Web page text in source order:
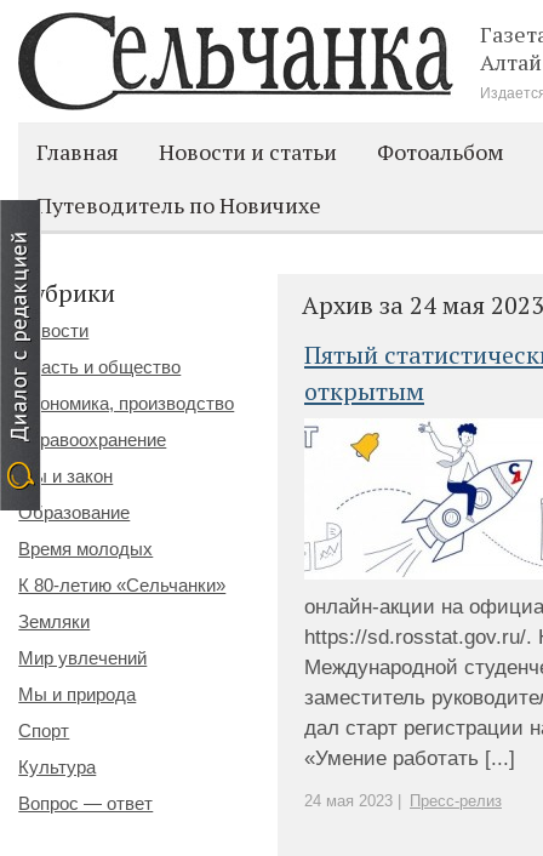
Главная Новости и статьи
Фотоальбом
Путеводитель по Новичихе
Архив за 24 мая 2023
Пятый
открытым
онлайн-акции на
https://sd.rosstat.gov.ru/.
Международной
заместитель
дал старт регистрации
«Умение работать [...]
24 мая 2023 | Пресс-релиз
Рубрики
Новости
Власть и общество
Экономика, производство
Здравоохранение
Мы и закон
Образование
Время молодых
К 80-летию «Сельчанки»
Земляки
Мир увлечений
Мы и природа
Спорт
Культура
Вопрос — ответ